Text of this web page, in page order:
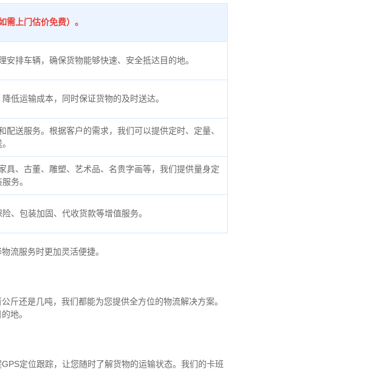
需上门估价免费）。
排车辆，确保货物能够快速、安全抵达目的地。
低运输成本，同时保证货物的及时送达。
送服务。根据客户的需求，我们可以提供定时、定量、
、古董、雕塑、艺术品、名贵字画等，我们提供量身定
务。
、包装加固、代收货款等增值服务。
流服务时更加灵活便捷。
斤还是几吨，我们都能为您提供全方位的物流解决方案。
地。
定位跟踪，让您随时了解货物的运输状态。我们的卡班